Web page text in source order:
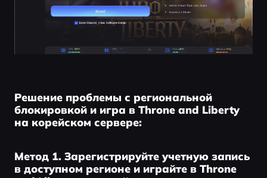
Решение проблемы с региональной
блокировкой и игра в Throne and Liberty
на корейском сервере:
Метод 1. Зарегистрируйте учетную запись
в доступном регионе и играйте в Throne